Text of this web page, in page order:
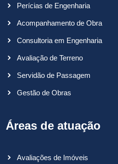
Perícias de Engenharia
Acompanhamento de Obra
Consultoria em Engenharia
Avaliação de Terreno
Servidão de Passagem
Gestão de Obras
Áreas de atuação
Avaliações de Imóveis